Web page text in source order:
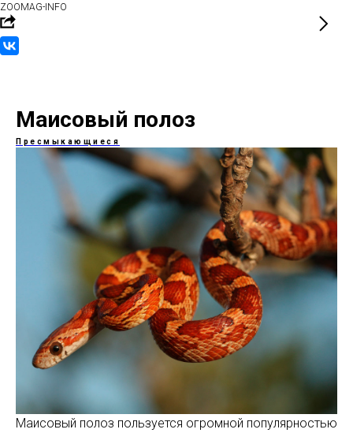
ZOOMAG-INFO
Маисовый полоз
Пресмыкающиеся
Маисовый полоз пользуется огромной популярностью